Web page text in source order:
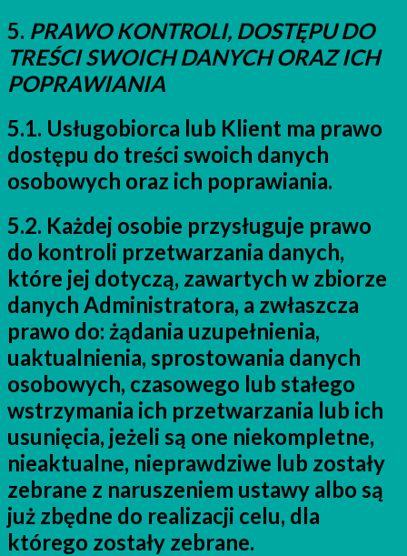
5. PRAWO KONTROLI, DOSTĘPU DO
TREŚCI SWOICH DANYCH ORAZ ICH
POPRAWIANIA
5.1. Usługobiorca lub Klient ma prawo
dostępu do treści swoich danych
osobowych oraz ich poprawiania.
5.2. Każdej osobie przysługuje prawo
do kontroli przetwarzania danych,
które jej dotyczą, zawartych w zbiorze
danych Administratora, a zwłaszcza
prawo do: żądania uzupełnienia,
uaktualnienia, sprostowania danych
osobowych, czasowego lub stałego
wstrzymania ich przetwarzania lub ich
usunięcia, jeżeli są one niekompletne,
nieaktualne, nieprawdziwe lub zostały
zebrane z naruszeniem ustawy albo są
już zbędne do realizacji celu, dla
którego zostały zebrane.